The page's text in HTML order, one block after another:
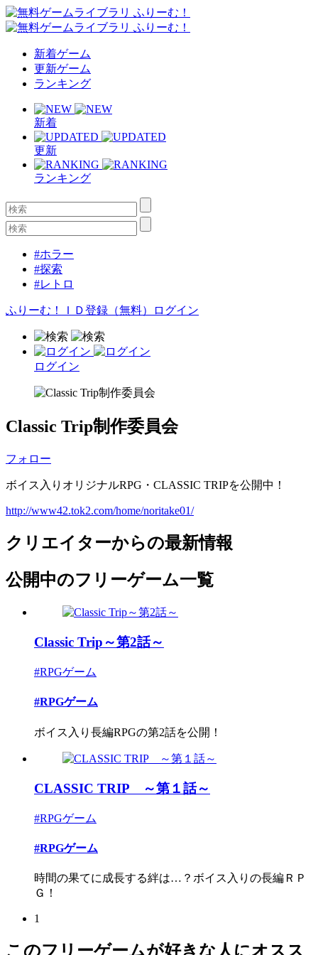
新着ゲーム
更新ゲーム
ランキング
新着
更新
ランキング
#ホラー
#探索
#レトロ
ふりーむ！ＩＤ登録（無料） ログイン
ログイン
Classic Trip制作委員会
フォロー
ボイス入りオリジナルRPG・CLASSIC TRIPを公開中！
http://www42.tok2.com/home/noritake01/
クリエイターからの最新情報
公開中のフリーゲーム一覧
Classic Trip～第2話～
#RPGゲーム
#RPGゲーム
ボイス入り長編RPGの第2話を公開！
CLASSIC TRIP ～第１話～
#RPGゲーム
#RPGゲーム
時間の果てに成長する絆は…？ボイス入りの長編ＲＰ
Ｇ！
1
このフリーゲームが好きな人にオスス